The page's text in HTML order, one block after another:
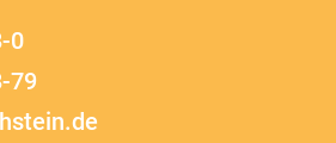
0
79